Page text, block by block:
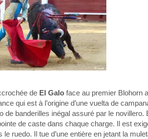
de El Galo face au premier Blohorn
qui est à l’origine d’une vuelta de
de banderilles inégal assuré par le
de caste dans chaque charge. Il est
le ruedo. Il tue d’une entière en jetant la